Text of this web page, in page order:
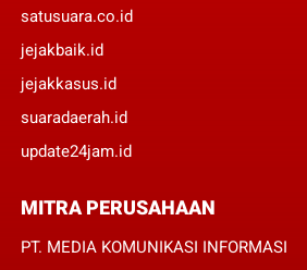
satusuara.co.id
jejakbaik.id
jejakkasus.id
suaradaerah.id
update24jam.id
MITRA PERUSAHAAN
PT. MEDIA KOMUNIKASI INFORMASI